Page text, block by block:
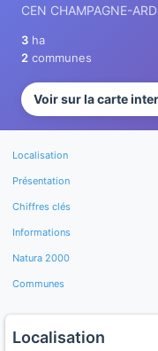
CEN CHAMPAGNE-
3 ha
2 communes
Voir sur la carte
Localisation
Présentation
Chiffres clés
Informations
Natura 2000
Communes
Localisation